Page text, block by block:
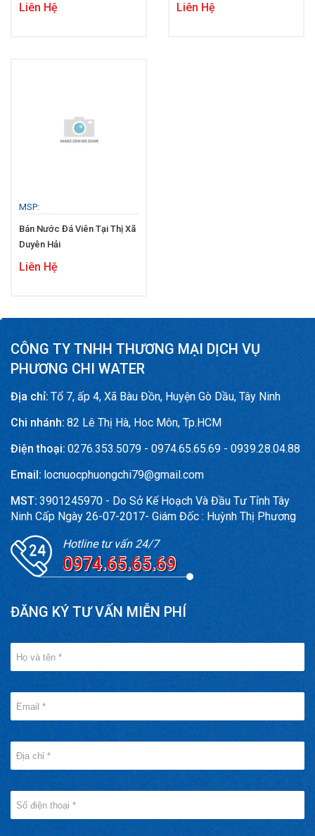
Liên Hệ Liên Hệ
MSP:
Bán Nước Đá Viên Tại Thị Xã
Duyên Hải
Liên Hệ
CÔNG TY TNHH THƯƠNG MẠI DỊCH VỤ
PHƯƠNG CHI WATER
Địa chỉ: Tổ 7, ấp 4, Xã Bàu Đồn, Huyện Gò Dầu, Tây Ninh
Chi nhánh: 82 Lê Thị Hà, Hoc Môn, Tp.HCM
Điện thoại: 0276.353.5079 - 0974.65.65.69 - 0939.28.04.88
Email: locnuocphuongchi79@gmail.com
MST: 3901245970 - Do Sở Kế Hoạch Và Đầu Tư Tỉnh Tây
Ninh Cấp Ngày 26-07-2017- Giám Đốc : Huỳnh Thị Phương
Hotline tư vấn 24/7
0974.65.65.69
ĐĂNG KÝ TƯ VẤN MIỄN PHÍ